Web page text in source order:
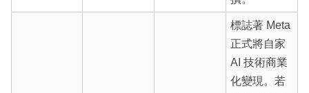
標誌著 Meta
正式將自家
AI 技術商業
化變現。若